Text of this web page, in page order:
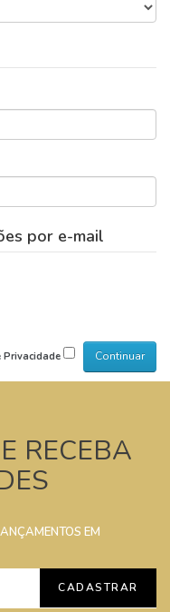
por e-mail
RECEBA
EM
CADASTRAR